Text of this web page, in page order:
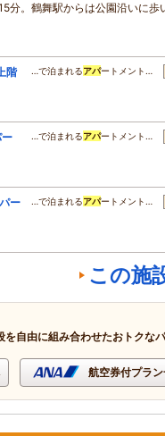
分。鶴舞駅からは公園沿いに歩
階
…で泊まれるアパートメント…
ー
…で泊まれるアパートメント…
ー
…で泊まれるアパートメント…
この施
を自由に組み合わせたおトクな
航空券付プラ